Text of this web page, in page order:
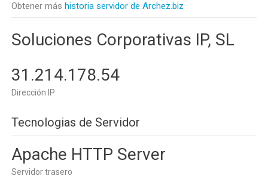
Obtener más historia servidor de Archez.biz
Soluciones Corporativas IP, SL
31.214.178.54
Dirección IP
Tecnologias de Servidor
Apache HTTP Server
Servidor trasero